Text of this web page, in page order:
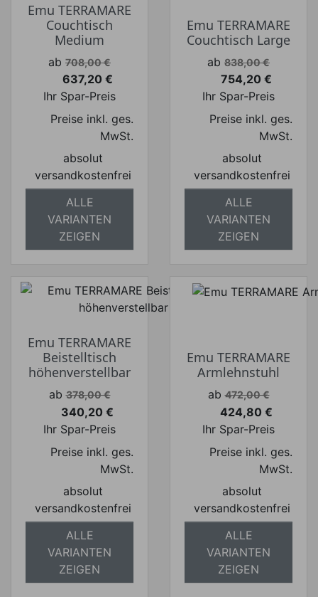
Emu TERRAMARE
Couchtisch
Medium
Verkaufspreis
ab 708,00 €
Preis
637,20 €
Ihr Spar-Preis
Preise inkl. ges.
MwSt.
absolut
versandkostenfrei
ALLE
VARIANTEN
ZEIGEN
Emu TERRAMARE
Couchtisch Large
Verkaufspreis
ab 838,00 €
Preis
754,20 €
Ihr Spar-Preis
Preise inkl. ges.
MwSt.
absolut
versandkostenfrei
ALLE
VARIANTEN
ZEIGEN
Emu TERRAMARE
Beistelltisch
höhenverstellbar
Verkaufspreis
ab 378,00 €
Preis
340,20 €
Ihr Spar-Preis
Preise inkl. ges.
MwSt.
absolut
versandkostenfrei
ALLE
VARIANTEN
ZEIGEN
Emu TERRAMARE
Armlehnstuhl
Verkaufspreis
ab 472,00 €
Preis
424,80 €
Ihr Spar-Preis
Preise inkl. ges.
MwSt.
absolut
versandkostenfrei
ALLE
VARIANTEN
ZEIGEN